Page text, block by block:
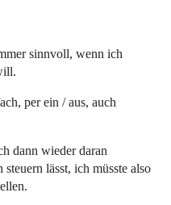
sinnvoll, wenn ich
per ein / aus, auch
dann wieder daran
steuern lässt, ich müsste also